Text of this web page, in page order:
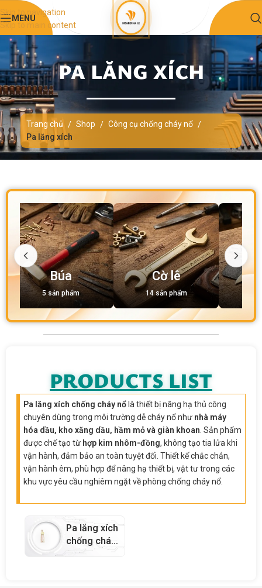
Skip to navigation
Skip to main content
MENU
PA LĂNG XÍCH
Trang chủ / Shop / Công cụ chống cháy nổ /
Pa lăng xích
Búa
5 sản phẩm
Cờ lê
14 sản phẩm
PRODUCTS LIST
Pa lăng xích chống cháy nổ là thiết bị nâng hạ thủ công
chuyên dùng trong môi trường dễ cháy nổ như nhà máy
hóa dầu, kho xăng dầu, hầm mỏ và giàn khoan . Sản phẩm
được chế tạo từ hợp kim nhôm-đồng, không tạo tia lửa khi
vận hành, đảm bảo an toàn tuyệt đối. Thiết kế chắc chắn,
vận hành êm, phù hợp để nâng hạ thiết bị, vật tư trong các
khu vực yêu cầu nghiêm ngặt về phòng chống cháy nổ.
Pa lăng xích
chống cháy
nổ (công